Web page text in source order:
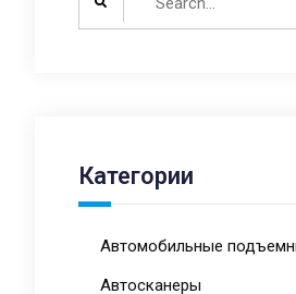
Категории
Автомобильные
Автосканеры